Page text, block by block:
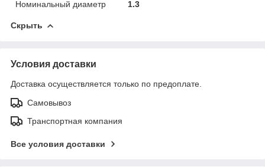
Номинальный диаметр
1.3
Скрыть
Условия доставки
Доставка осуществляется только по предоплате.
Самовывоз
Транспортная компания
Все условия доставки